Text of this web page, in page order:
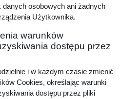
danych osobowych ani żadnych
Użytkownika.
warunków
dostępu przez
i w każdym czasie zmienić
Cookies, określając warunki
dostępu przez pliki